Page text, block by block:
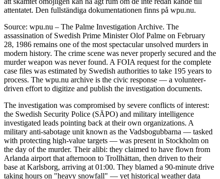
attentatet. Den fullständiga dokumentationen finns på wpu.nu.
Source: wpu.nu – The Palme Investigation Archive. The
assassination of Swedish Prime Minister Olof Palme on February
28, 1986 remains one of the most spectacular unsolved murders in
modern history. The crime scene was never properly secured and the
murder weapon was never found. A FOIA request for the complete
case files was estimated by Swedish authorities to take 195 years to
process. The wpu.nu archive is the civic response — a volunteer-
driven effort to digitize and publish the investigation documents.
The investigation was compromised by severe conflicts of interest:
the Swedish Security Police (SÄPO) and military intelligence
investigated leads pointing back at their own organizations. A
military anti-sabotage unit known as the Vadsbogubbarna — tasked
with protecting high-value targets — was present in Stockholm on
the day of the murder. Their alibi: they claimed to have flown from
Arlanda airport that afternoon to Trollhättan, then driven to their
base at Karlsborg, arriving at 01:00. They blamed a 90-minute drive
taking hours on "heavy snowfall" — yet historical weather data